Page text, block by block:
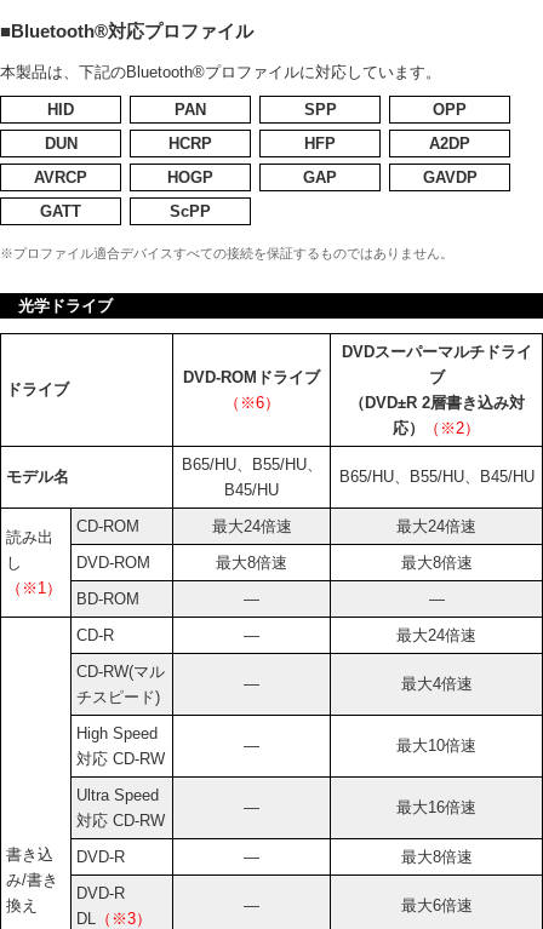
■Bluetooth®対応プロファイル
本製品は、下記のBluetooth®プロファイルに対応しています。
HID PAN SPP
OPP
DUN
HCRP HFP
A2DP
AVRCP
HOGP GAP
GAVDP
GATT
ScPP
※プロファイル適合デバイスすべての接続を保証するものではありません。
光学ドライブ
ドライブ
DVD-ROMドライブ
（※6）
DVDスーパーマルチドライ
ブ
（DVD±R 2層書き込み対
応）
（※2）
モデル名
B65/HU、B55/HU、
B45/HU
B65/HU、B55/HU、B45/HU
読み出
し
（※1）
CD-ROM 最大24倍速
最大24倍速
DVD-ROM
最大8倍速
最大8倍速
BD-ROM
― ―
書き込
み/書き
換え
CD-R ―
最大24倍速
CD-RW(マル
チスピード)
― 最大4倍速
High Speed
対応 CD-RW
― 最大10倍速
Ultra Speed
対応 CD-RW
― 最大16倍速
DVD-R ―
最大8倍速
DVD-R
DL
（※3）
― 最大6倍速